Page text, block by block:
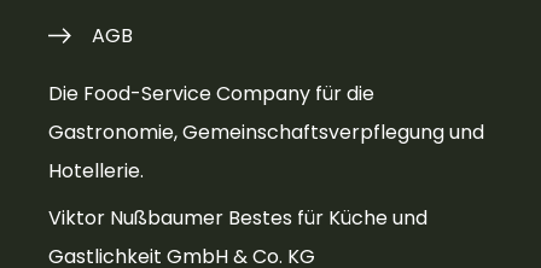
Die Food-Service Company für die
Gastronomie, Gemeinschaftsverpflegung und
Hotellerie.
Viktor Nußbaumer Bestes für Küche und
Gastlichkeit GmbH & Co. KG
AGB